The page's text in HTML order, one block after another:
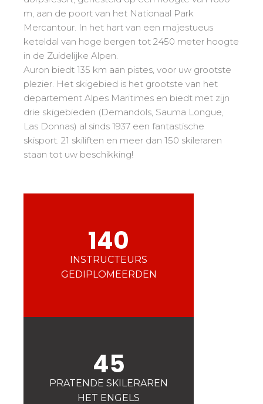
Savoie 83
Haute-Savoie
Isère 17
Zuiden van de Alpen 33
Massif Central
Pyreneeën 20
Jura 6
Vosges
Vanaf de Kleine Beer tot de Gouden Ster
Tieners en volwassenen
Prestaties
Zij aa zij staan met concurrenten
Tests freestyle
Kinderen en tieners
Savoir-faire esf
Veiligheid
Challenge des moniteurs
Nordic Skiercross
Les résultats par épreuves
Bank Slalom Boarder
Les résultats par épreuves
Qualification Stagiaires
Les résultats par épreuves
m, aan de poort van het Nationaal Park
Mercantour. In het hart van een majestueus
keteldal van hoge bergen tot 2450 meter hoogte
in de Zuidelijke Alpen.
Auron biedt 135 km aan pistes, voor uw grootste
plezier. Het skigebied is het grootste van het
departement Alpes Maritimes en biedt met zijn
drie skigebieden (Demandols, Sauma Longue,
Las Donnas) al sinds 1937 een fantastische
skisport. 21 skiliften en meer dan 150 skileraren
staan tot uw beschikking!
140
INSTRUCTEURS
GEDIPLOMEERDEN
45
PRATENDE SKILERAREN
HET ENGELS